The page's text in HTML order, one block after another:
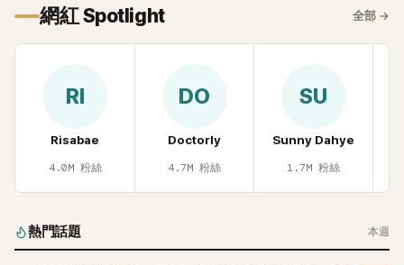
網紅 Spotlight 全部 →
RI
Risabae
4.0M 粉絲
DO
Doctorly
4.7M 粉絲
SU
Sunny Dahye
1.7M 粉絲
熱門話題 本週